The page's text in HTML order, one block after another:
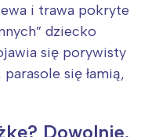
i trawa pokryte
dziecko
się porywisty
się łamią,
Dowolnie.